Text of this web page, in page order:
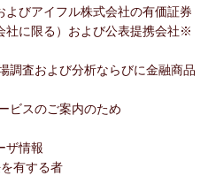
びアイフル株式会社の有価証券
社に限る）および公表提携会社※
査および分析ならびに金融商品
ビスのご案内のため
ザ情報
有する者